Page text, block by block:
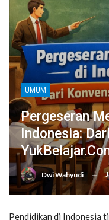
UMUM
Pergeseran
Indonesia:
Dwi Wahyudi
Pendidikan di Indonesia